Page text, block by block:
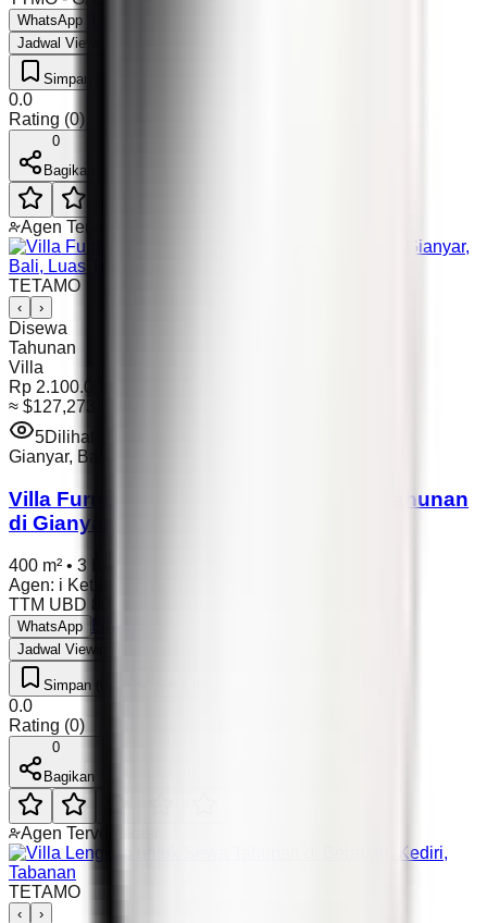
WhatsApp
Jadwal Viewing
Simpan (0)
0.0
Rating (0)
0
Bagikan
Agen Terverifikasi
TETAMO
‹ ›
Disewa
Tahunan
Villa
Rp 2.100.000.000
≈ $127,273
5Dilihat
Gianyar, Bali
Villa Furnished Lengkap untuk Sewa Tahunan
di Gianyar, Bali, Luas Tanah 400m²
400 m² • 3 Kamar
Agen: i Ketut Nur Salleh
TTM UBD 80
WhatsApp
Jadwal Viewing
Simpan (0)
0.0
Rating (0)
0
Bagikan
Agen Terverifikasi
TETAMO
‹ ›